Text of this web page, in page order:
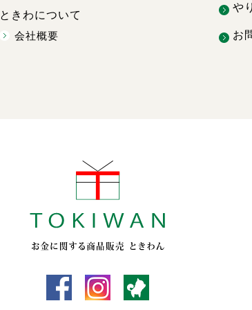
ときわについて
会社概要
や
お